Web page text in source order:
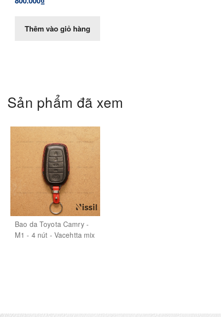
Thêm vào giỏ hàng
Sản phẩm đã xem
Bao da Toyota Camry -
M1 - 4 nút - Vacehtta mix